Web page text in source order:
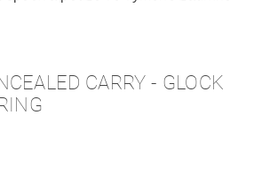
CARRY - GLOCK